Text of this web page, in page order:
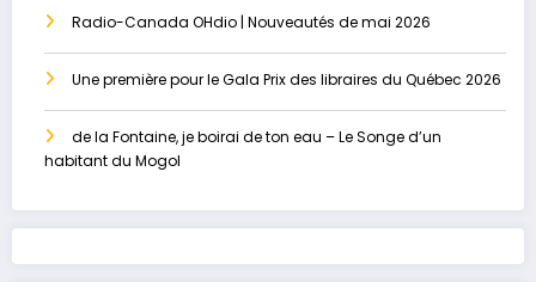
Radio-Canada OHdio | Nouveautés de mai 2026
Une première pour le Gala Prix des libraires du Québec 2026
de la Fontaine, je boirai de ton eau – Le Songe d’un
habitant du Mogol